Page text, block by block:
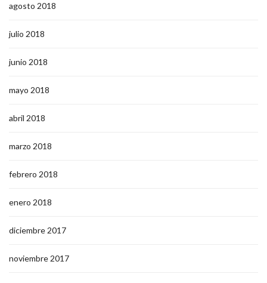
agosto 2018
julio 2018
junio 2018
mayo 2018
abril 2018
marzo 2018
febrero 2018
enero 2018
diciembre 2017
noviembre 2017